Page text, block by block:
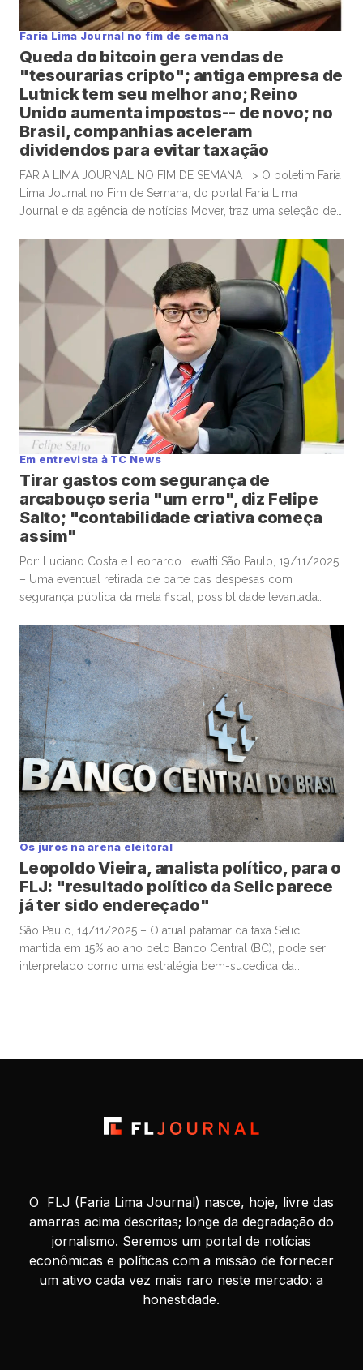
Faria Lima Journal no fim de semana
Queda do bitcoin gera vendas de
"tesourarias cripto"; antiga empresa de
Lutnick tem seu melhor ano; Reino
Unido aumenta impostos-- de novo; no
Brasil, companhias aceleram
dividendos para evitar taxação
FARIA LIMA JOURNAL NO FIM DE SEMANA > O boletim Faria
Lima Journal no Fim de Semana, do portal Faria Lima
Journal e da agência de notícias Mover, traz uma seleção de
algum tempo no sábado e domingo para leituras mais
aprofundadas de boas histórias e materiais informativos.
Empresas que acumulam bitcoin […]
Em entrevista à TC News
Tirar gastos com segurança de
arcabouço seria "um erro", diz Felipe
Salto; "contabilidade criativa começa
assim"
Por: Luciano Costa e Leonardo Levatti São Paulo, 19/11/2025
– Uma eventual retirada de parte das despesas com
segurança pública da meta fiscal, possiblidade levantada
semana, seria “um erro”, e “desastrosa”, alertou o
economista-chefe e sócio da Warren Investimentos, Felipe
Salto, em participação na TC News. Lewandowski ventilou […]
Os juros na arena eleitoral
Leopoldo Vieira, analista político, para o
FLJ: "resultado político da Selic parece
já ter sido endereçado"
São Paulo, 14/11/2025 – O atual patamar da taxa Selic,
mantida em 15% ao ano pelo Banco Central (BC), pode ser
interpretado como uma estratégia bem-sucedida da
O FLJ (Faria Lima Journal) nasce, hoje, livre das
amarras acima descritas; longe da degradação do
jornalismo. Seremos um portal de notícias
econômicas e políticas com a missão de fornecer
um ativo cada vez mais raro neste mercado: a
honestidade.